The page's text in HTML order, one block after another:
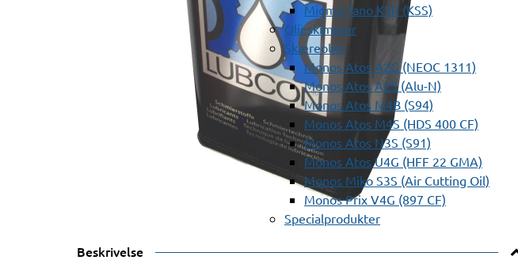
Migma Tano KSR (KSS)
Olieskimmer
Skæreolier
Monos Atos A2G (NEOC 1311)
Monos Atos A2S (Alu-N)
Monos Atos M4B (S94)
Monos Atos M4S (HDS 400 CF)
Monos Atos N3S (S91)
Monos Atos U4G (HFF 22 GMA)
Monos Miko S3S (Air Cutting Oil)
Monos Prix V4G (897 CF)
Specialprodukter
Beskrivelse